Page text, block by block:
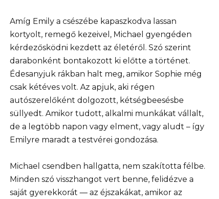
Amíg Emily a csészébe kapaszkodva lassan
kortyolt, remegő kezeivel, Michael gyengéden
kérdezősködni kezdett az életéről. Szó szerint
darabonként bontakozott ki előtte a történet.
Édesanyjuk rákban halt meg, amikor Sophie még
csak kétéves volt. Az apjuk, aki régen
autószerelőként dolgozott, kétségbeesésbe
süllyedt. Amikor tudott, alkalmi munkákat vállalt,
de a legtöbb napon vagy elment, vagy aludt – így
Emilyre maradt a testvérei gondozása.
Michael csendben hallgatta, nem szakította félbe.
Minden szó visszhangot vert benne, felidézve a
saját gyerekkorát — az éjszakákat, amikor az